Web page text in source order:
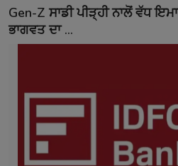
Gen-Z ਸਾਡੀ ਪੀੜ੍ਹੀ ਨਾਲੋਂ ਵੱਧ
ਭਾਗਵਤ ਦਾ ...